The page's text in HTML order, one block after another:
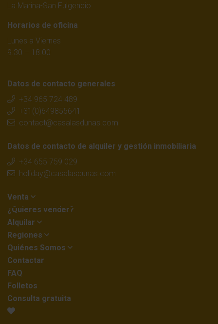
La Marina-San Fulgencio
Horarios de oficina
Lunes a Viernes
9.30 – 18.00
Datos de contacto generales
+34 965 724 489
+31(0)649855641
contact@casalasdunas.com
Datos de contacto de alquiler y gestión inmobiliaria
+34 655 759 029
holiday@casalasdunas.com
Venta
¿Quieres vender?
Alquilar
Regiones
Quiénes Somos
Contactar
FAQ
Folletos
Consulta gratuita